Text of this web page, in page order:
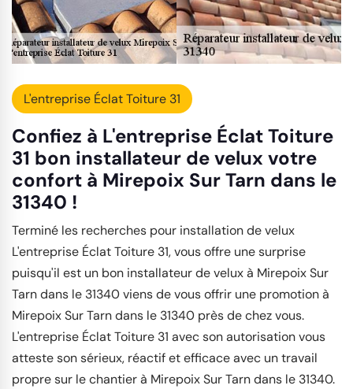
L'entreprise Éclat Toiture 31
Confiez à L'entreprise Éclat Toiture
31 bon installateur de velux votre
confort à Mirepoix Sur Tarn dans le
31340 !
Terminé les recherches pour installation de velux
L'entreprise Éclat Toiture 31, vous offre une surprise
puisqu'il est un bon installateur de velux à Mirepoix Sur
Tarn dans le 31340 viens de vous offrir une promotion à
Mirepoix Sur Tarn dans le 31340 près de chez vous.
L'entreprise Éclat Toiture 31 avec son autorisation vous
atteste son sérieux, réactif et efficace avec un travail
propre sur le chantier à Mirepoix Sur Tarn dans le 31340.